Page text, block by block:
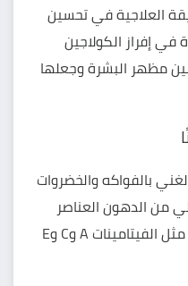
العلاجية في تحسين
إفراز الكولاجين
مظهر البشرة وجعلها
بالفواكه والخضروات
من الدهون العناصر
الغذائية الأساسية لصحة الجلد، مثل الفيتامينات A وC وE